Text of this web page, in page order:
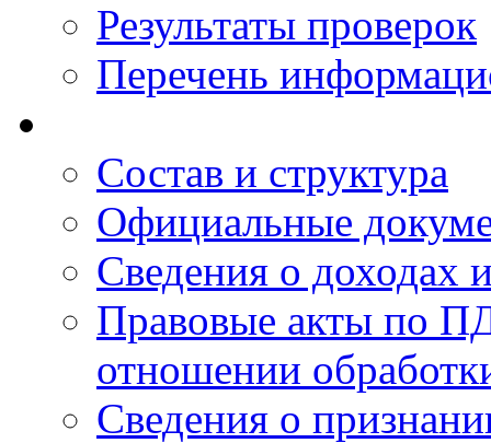
Результаты проверок
Перечень
Состав и структура
Официальные
Сведения о доходах
Правовые акты по
отношении
Сведения о